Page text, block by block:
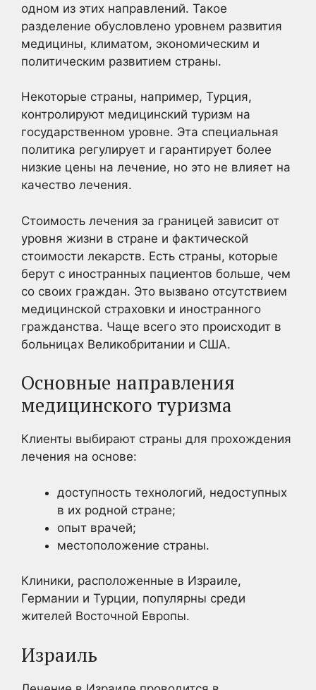
одном из этих направлений. Такое
разделение обусловлено уровнем развития
медицины, климатом, экономическим и
политическим развитием страны.
Некоторые страны, например, Турция,
контролируют медицинский туризм на
государственном уровне. Эта специальная
политика регулирует и гарантирует более
низкие цены на лечение, но это не влияет на
качество лечения.
Стоимость лечения за границей зависит от
уровня жизни в стране и фактической
стоимости лекарств. Есть страны, которые
берут с иностранных пациентов больше, чем
со своих граждан. Это вызвано отсутствием
медицинской страховки и иностранного
гражданства. Чаще всего это происходит в
больницах Великобритании и США.
Основные направления
медицинского туризма
Клиенты выбирают страны для прохождения
лечения на основе:
доступность технологий, недоступных
в их родной стране;
опыт врачей;
местоположение страны.
Клиники, расположенные в Израиле,
Германии и Турции, популярны среди
жителей Восточной Европы.
Израиль